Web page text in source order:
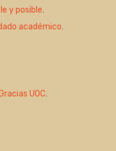
y posible,
académico,
UOC,